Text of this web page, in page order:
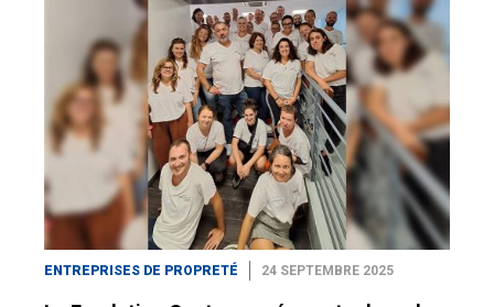
ENTREPRISES DE PROPRETÉ 24 SEPTEMBRE 2025